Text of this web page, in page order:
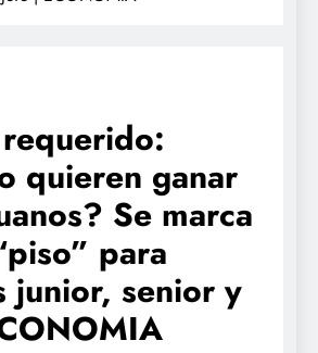
quieren ganar
Se marca
para
junior, senior y